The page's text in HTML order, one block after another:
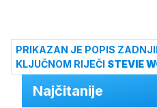
PRIKAZAN JE POPIS
KLJUČNOM RIJEČI STEVIE
Najčitanije